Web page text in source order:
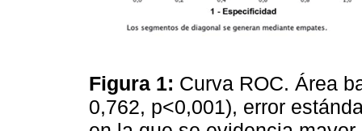
Figura 1: Curva ROC. Área
0,762, p<0,001), error